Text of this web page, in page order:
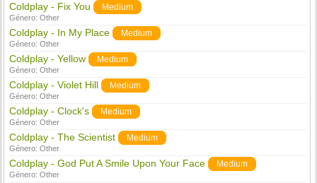
Coldplay - Fix You Medium
Género:Other
Coldplay - In My Place Medium
Género:Other
Coldplay - Yellow Medium
Género:Other
Coldplay - Violet Hill Medium
Género:Other
Coldplay - Clock's Medium
Género:Other
Coldplay - The Scientist Medium
Género:Other
Coldplay - God Put A Smile Upon Your Face Medium
Género:Other